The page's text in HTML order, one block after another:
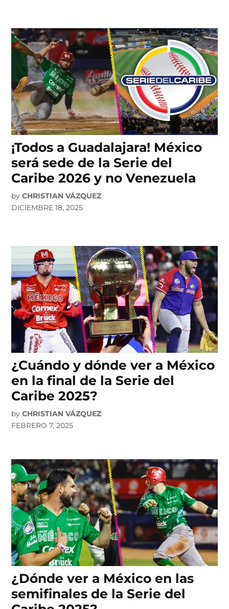
¡Todos a Guadalajara! México
será sede de la Serie del
Caribe 2026 y no Venezuela
by CHRISTIAN VÁZQUEZ
DICIEMBRE 18, 2025
¿Cuándo y dónde ver a México
en la final de la Serie del
Caribe 2025?
by CHRISTIAN VÁZQUEZ
FEBRERO 7, 2025
¿Dónde ver a México en las
semifinales de la Serie del